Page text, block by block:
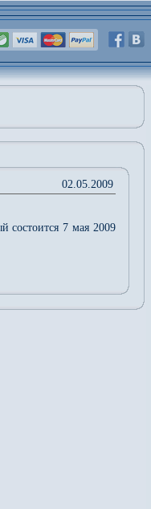
02.05.2009
состоится 7 мая 2009